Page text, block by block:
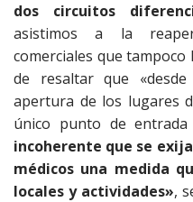
dos circuitos
asistimos a la
comerciales que
de resaltar que
apertura de los lugares
único punto de entrada
incoherente que se
médicos una medida
locales y actividades»,